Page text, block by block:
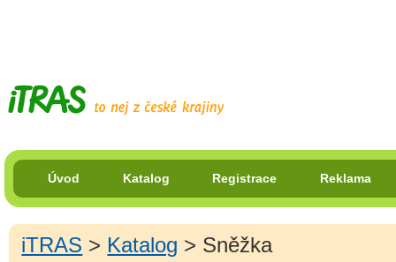
Úvod Katalog Registrace Reklama
iTRAS > Katalog > Sněžka